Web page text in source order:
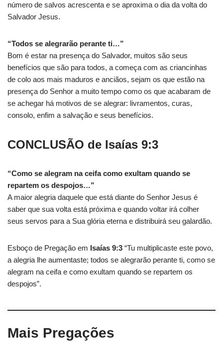
número de salvos acrescenta e se aproxima o dia da volta do
Salvador Jesus.
“Todos se alegrarão perante ti…”
Bom é estar na presença do Salvador, muitos são seus
benefícios que são para todos, a começa com as criancinhas
de colo aos mais maduros e anciãos, sejam os que estão na
presença do Senhor a muito tempo como os que acabaram de
se achegar há motivos de se alegrar: livramentos, curas,
consolo, enfim a salvação e seus benefícios.
CONCLUSÃO de Isaías 9:3
“Como se alegram na ceifa como exultam quando se
repartem os despojos…”
A maior alegria daquele que está diante do Senhor Jesus é
saber que sua volta está próxima e quando voltar irá colher
seus servos para a Sua glória eterna e distribuirá seu galardão.
Esboço de Pregação em Isaías 9:3 “Tu multiplicaste este povo,
a alegria lhe aumentaste; todos se alegrarão perante ti, como se
alegram na ceifa e como exultam quando se repartem os
despojos”.
Mais Pregações